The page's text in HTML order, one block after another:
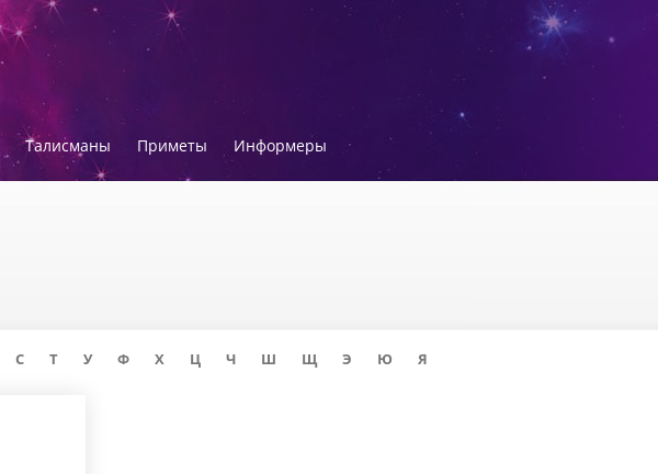
Талисманы Приметы Информеры
С Т У Ф Х Ц Ч Ш Щ Э Ю Я